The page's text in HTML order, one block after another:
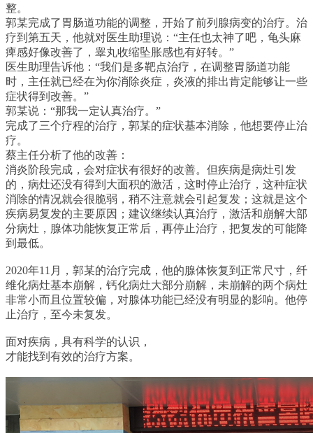
整。
郭某完成了胃肠道功能的调整，开始了前列腺病变的治疗。治
疗到第五天，他就对医生助理说：“主任也太神了吧，龟头麻
痺感好像改善了，睾丸收缩坠胀感也有好转。”
医生助理告诉他：“我们是多靶点治疗，在调整胃肠道功能
时，主任就已经在为你消除炎症，炎液的排出肯定能够让一些
症状得到改善。”
郭某说：“那我一定认真治疗。”
完成了三个疗程的治疗，郭某的症状基本消除，他想要停止治
疗。
蔡主任分析了他的改善：
消炎阶段完成，会对症状有很好的改善。但疾病是病灶引发
的，病灶还没有得到大面积的激活，这时停止治疗，这种症状
消除的情况就会很脆弱，稍不注意就会引起复发；这就是这个
疾病易复发的主要原因；建议继续认真治疗，激活和崩解大部
分病灶，腺体功能恢复正常后，再停止治疗，把复发的可能降
到最低。
2020年11月，郭某的治疗完成，他的腺体恢复到正常尺寸，纤
维化病灶基本崩解，钙化病灶大部分崩解，未崩解的两个病灶
非常小而且位置较偏，对腺体功能已经没有明显的影响。他停
止治疗，至今未复发。
面对疾病，具有科学的认识，
才能找到有效的治疗方案。